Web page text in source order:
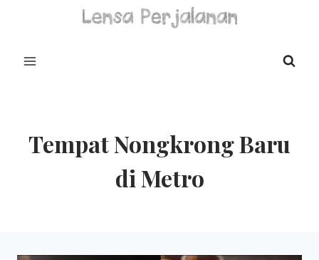
Tempat Nongkrong Baru
di Metro